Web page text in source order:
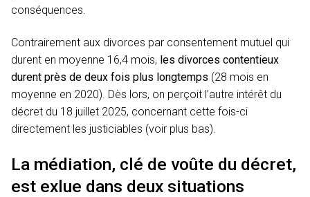
conséquences.
Contrairement aux divorces par consentement mutuel qui
durent en moyenne 16,4 mois, les divorces contentieux
durent près de deux fois plus longtemps (28 mois en
moyenne en 2020). Dès lors, on perçoit l’autre intérêt du
décret du 18 juillet 2025, concernant cette fois-ci
directement les justiciables (voir plus bas).
La médiation, clé de voûte du décret,
est exlue dans deux situations